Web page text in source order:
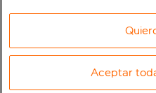
Aceptar